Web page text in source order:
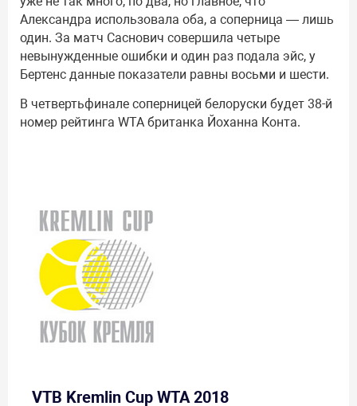
Александра использовала оба, а соперница — лишь
один. За матч Саснович совершила четыре
невынужденные ошибки и один раз подала эйс, у
Бертенс данные показатели равны восьми и шести.
В четвертьфинале соперницей белоруски будет 38-й
номер рейтинга WTA британка Йоханна Конта.
VTB Kremlin Cup WTA 2018